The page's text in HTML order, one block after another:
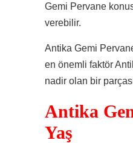
Gemi Pervane
verebilir.
Antika Gemi
en önemli faktör
nadir olan bir
Antika
Yaş